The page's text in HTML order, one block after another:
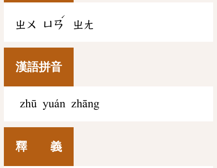
ㄓㄨ ㄩㄢ
ˊ
ㄓㄤ
漢語拼音
zhū yuán zhāng
釋 義